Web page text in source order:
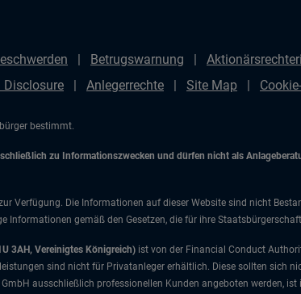
Betrugswarnung
Disclosure Anlegerrechte Site Map
bestimmt.
zu Informationszwecken und dürfen nicht als
Verfügung. Die Informationen auf dieser Website sind nicht
gemäß den Gesetzen, die für ihre
3AH, Vereinigtes Königreich) ist von der Financial Conduct
sind nicht für Privatanleger erhältlich. Diese sollten sich
ausschließlich professionellen Kunden angeboten werden,